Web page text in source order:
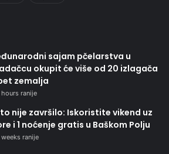
sajam pčelarstva u
okupit će više od 20 izlagača
zemalja
hours ranije
nije završilo: Iskoristite vikend uz
i 1 noćenje gratis u Baškom Polju
weeks ranije